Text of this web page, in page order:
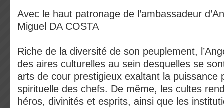
Avec le haut patronage de l’ambassadeur
Miguel DA COSTA
Riche de la diversité de son peuplement,
des aires culturelles au sein desquelles se
arts de cour prestigieux exaltant la puissance
spirituelle des chefs. De même, les cultes
héros, divinités et esprits, ainsi que les